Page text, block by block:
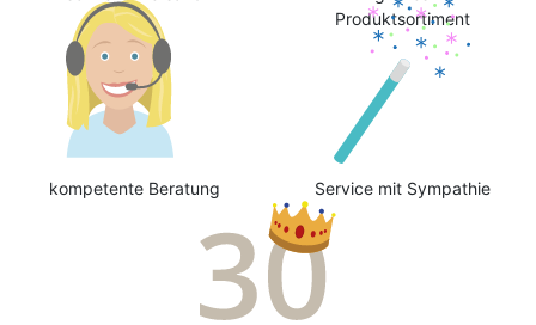
Produktsortiment
kompetente Beratung Service mit Sympathie